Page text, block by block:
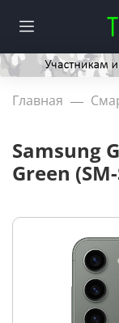
Главная
Samsung
Green